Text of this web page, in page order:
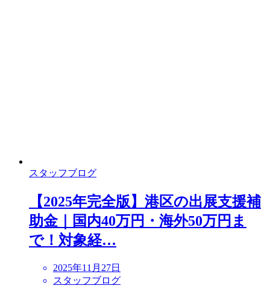
スタッフブログ
【2025年完全版】港区の出展支援補
助金｜国内40万円・海外50万円ま
で！対象経…
2025年11月27日
スタッフブログ